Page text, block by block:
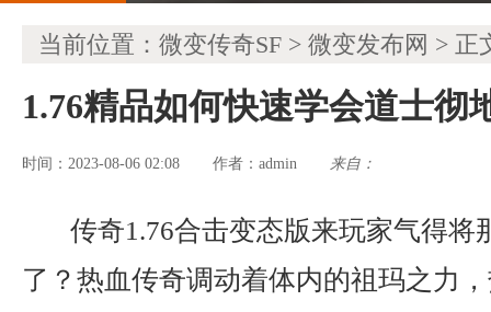
当前位置： 微变传奇SF > 微变发布网 > 正
1.76精品如何快速学会道士彻
时间：2023-08-06 02:08 作者： admin 来自：
传奇1.76合击变态版来玩家气得将
了？热血传奇调动着体内的祖玛之力